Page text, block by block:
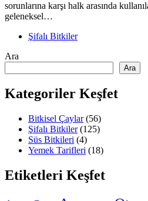
sorunlarına karşı halk arasında
geleneksel…
Şifalı Bitkiler
Ara
Ara
Kategoriler Keşfet
Bitkisel Çaylar(56)
Şifalı Bitkiler(125)
Süs Bitkileri (4)
Yemek Tarifleri (18)
Etiketleri Keşfet